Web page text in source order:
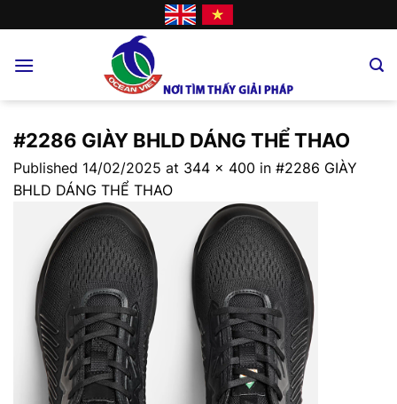
to
#2286 GIÀY BHLD DÁNG THỂ THAO
Published 14/02/2025 at 344 × 400 in #2286 GIÀY
BHLD DÁNG THỂ THAO